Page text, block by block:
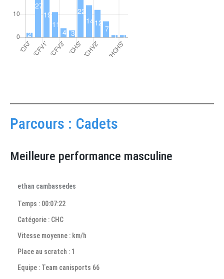
Parcours : Cadets
Meilleure performance masculine
ethan cambassedes
Temps : 00:07:22
Catégorie : CHC
Vitesse moyenne : km/h
Place au scratch : 1
Equipe : Team canisports 66